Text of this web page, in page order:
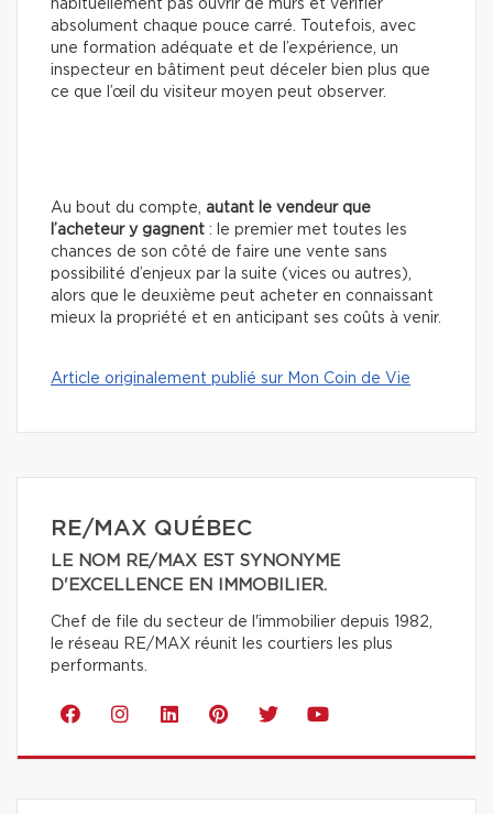
habituellement pas ouvrir de murs et vérifier
absolument chaque pouce carré. Toutefois, avec
une formation adéquate et de l’expérience, un
inspecteur en bâtiment peut déceler bien plus que
ce que l’œil du visiteur moyen peut observer.
Au bout du compte, autant le vendeur que
l’acheteur y gagnent : le premier met toutes les
chances de son côté de faire une vente sans
possibilité d’enjeux par la suite (vices ou autres),
alors que le deuxième peut acheter en connaissant
mieux la propriété et en anticipant ses coûts à venir.
Article originalement publié sur Mon Coin de Vie
RE/MAX QUÉBEC
LE NOM RE/MAX EST SYNONYME
D'EXCELLENCE EN IMMOBILIER.
Chef de file du secteur de l'immobilier depuis 1982,
le réseau RE/MAX réunit les courtiers les plus
performants.